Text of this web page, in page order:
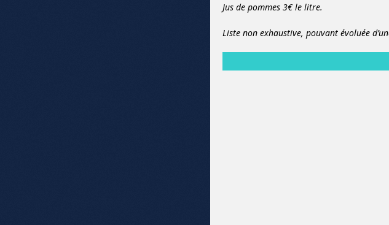
Jus de pommes 3€ le litre.
Liste non exhaustive, pouvant évoluée